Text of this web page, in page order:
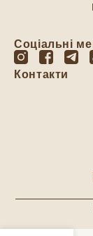
Соціальні
Контакти